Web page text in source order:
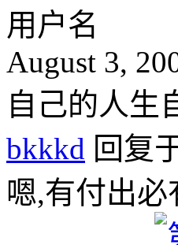
用户名
August 3,
自己的人生
bkkkd 回复
嗯,有付出必